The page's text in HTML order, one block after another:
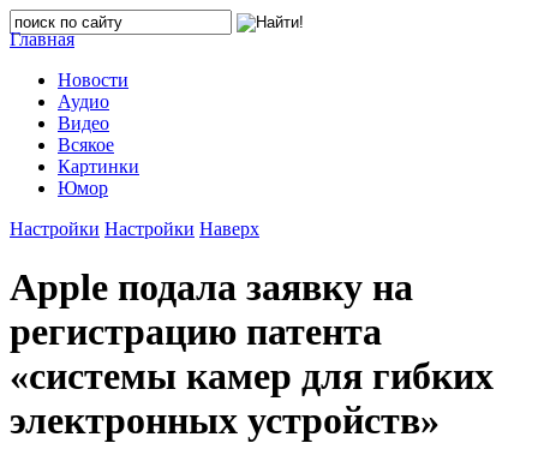
Главная
Новости
Аудио
Видео
Всякое
Картинки
Юмор
Настройки Настройки Наверх
Apple подала заявку на
регистрацию патента
«системы камер для гибких
электронных устройств»